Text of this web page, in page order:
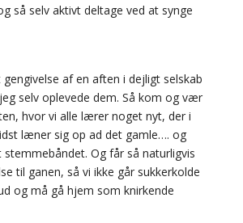
så selv aktivt deltage ved at synge
af en aften i dejligt selskab
selv oplevede dem. Så kom og vær
hvor vi alle lærer noget nyt, der i
læner sig op ad det gamle…. og
Og får så naturligvis
til ganen, så vi ikke går sukkerkolde
og må gå hjem som knirkende